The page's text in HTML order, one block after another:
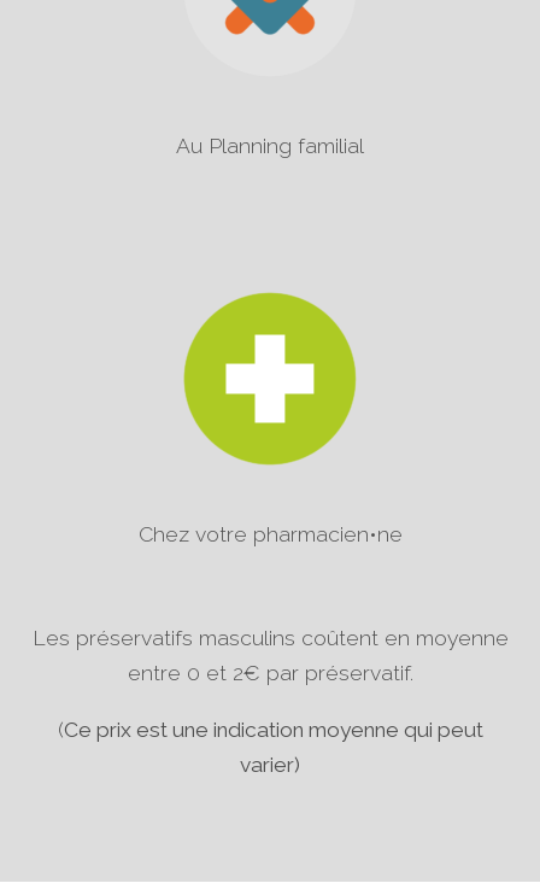
Au Planning familial
Chez votre pharmacien•ne
Les préservatifs masculins coûtent en moyenne
entre 0 et 2€ par préservatif.
(Ce prix est une indication moyenne qui peut
varier)